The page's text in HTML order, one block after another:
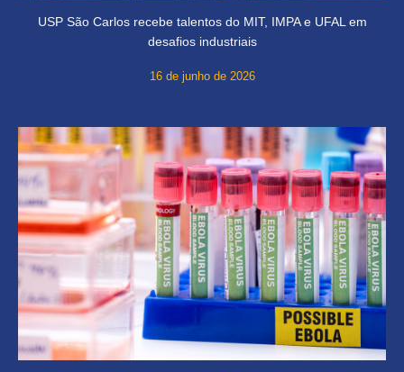
USP São Carlos recebe talentos do MIT, IMPA e UFAL em
desafios industriais
16 de junho de 2026